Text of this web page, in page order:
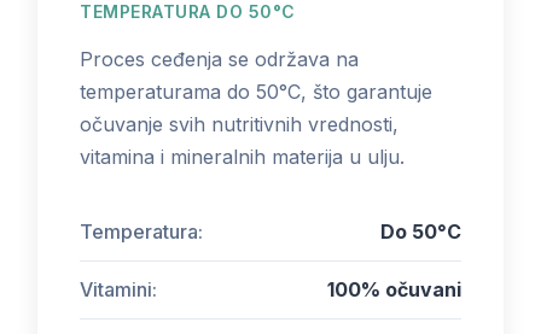
TEMPERATURA DO 50°C
Proces ceđenja se održava na
temperaturama do 50°C, što garantuje
očuvanje svih nutritivnih vrednosti,
vitamina i mineralnih materija u ulju.
Temperatura: Do 50°C
Vitamini: 100% očuvani